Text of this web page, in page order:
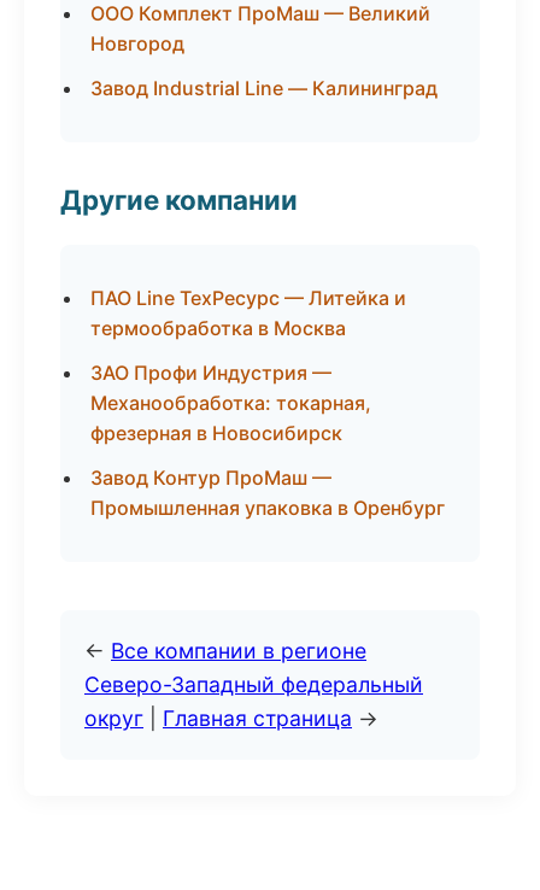
ООО Комплект ПроМаш — Великий
Новгород
Завод Industrial Line — Калининград
Другие компании
ПАО Line ТехРесурс — Литейка и
термообработка в Москва
ЗАО Профи Индустрия —
Механообработка: токарная,
фрезерная в Новосибирск
Завод Контур ПроМаш —
Промышленная упаковка в Оренбург
← Все компании в регионе
Северо-Западный федеральный
округ
Главная страница →